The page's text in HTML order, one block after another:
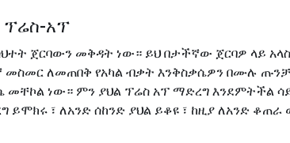
ፕሬስ-አፕ
ጀርባውን መቅዳት ነው። ይህ በታችኛው ጀርባዎ ላይ
መስመር ለመጠበቅ የአካል ብቃት እንቅስቃሴዎን በሙሉ
መቸኮል ነው። ምን ያህል ፕሬስ አፕ ማድረግ እንደምትችል
፣ ለአንድ ሰከንድ ያህል ይቆዩ ፣ ከዚያ ለአንድ ቆጠራ